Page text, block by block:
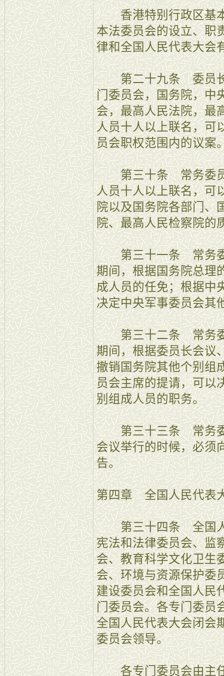
香港特别行政区基本
本法委员会的设立、职
律和全国人民代表大会
第二十九条 委员长
门委员会，国务院，中
会，最高人民法院，最
人员十人以上联名，可
员会职权范围内的议案
第三十条 常务委员
人员十人以上联名，可
院以及国务院各部门、
院、最高人民检察院的
第三十一条 常务委
期间，根据国务院总理
成人员的任免；根据中
决定中央军事委员会其
第三十二条 常务委
期间，根据委员长会议
撤销国务院其他个别组
员会主席的提请，可以
别组成人员的职务。
第三十三条 常务委
会议举行的时候，必须
告。
第四章 全国人民代表
第三十四条 全国人
宪法和法律委员会、监
会、教育科学文化卫生
会、环境与资源保护委
建设委员会和全国人民
门委员会。各专门委员
全国人民代表大会闭会
委员会领导。
各专门委员会由主任